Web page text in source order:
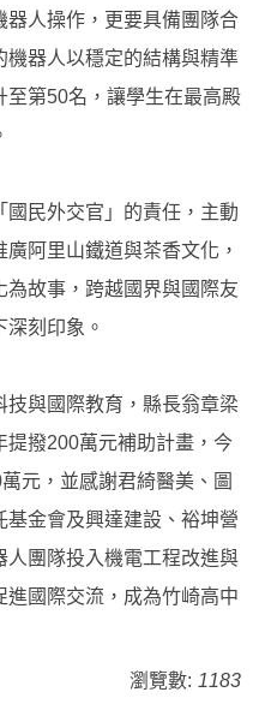
人操作，更要具備團隊合
器人以穩定的結構與精準
至第50名，讓學生在最高殿
民外交官」的責任，主動
阿里山鐵道與茶香文化，
故事，跨越國界與國際友
刻印象。
與國際教育，縣長翁章梁
提撥200萬元補助計畫，今
元，並感謝君綺醫美、圖
金會及興達建設、裕坤營
團隊投入機電工程改進與
國際交流，成為竹崎高中
瀏覽數: 1183